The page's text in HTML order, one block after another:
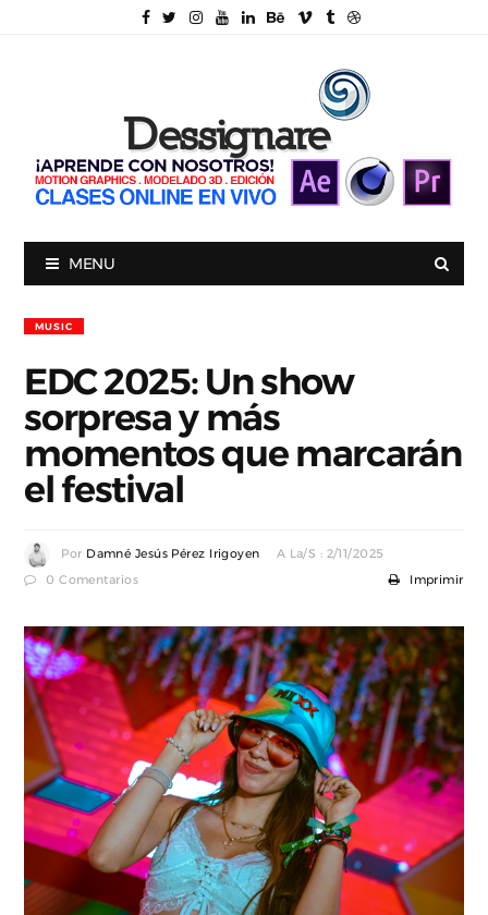
MENU
MUSIC
EDC 2025: Un show
sorpresa y más
momentos que marcarán
el festival
Por Damné Jesús Pérez Irigoyen A La/s : 2/11/2025
0 Comentarios Imprimir